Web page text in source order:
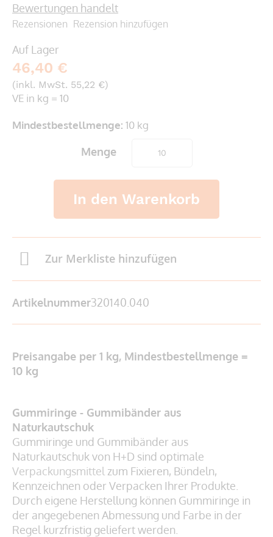
Bewertungen handelt
Rezensionen Rezension hinzufügen
Auf Lager
46,40 €
(inkl. MwSt. 55,22 €)
VE in kg = 10
Mindestbestellmenge: 10 kg
Menge
In den Warenkorb
Zur Merkliste hinzufügen
Artikelnummer320140.040
Preisangabe per 1 kg, Mindestbestellmenge =
10 kg
Gummiringe - Gummibänder aus
Naturkautschuk
Gummiringe und Gummibänder aus
Naturkautschuk von H+D sind optimale
Verpackungsmittel zum Fixieren, Bündeln,
Kennzeichnen oder Verpacken Ihrer Produkte.
Durch eigene Herstellung können Gummiringe in
der angegebenen Abmessung und Farbe in der
Regel kurzfristig geliefert werden.